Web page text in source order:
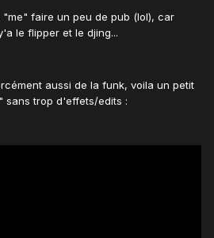
faire un peu de pub (lol), car
le flipper et le djing...
aussi de la funk, voila un petit
sans trop d'effets/edits :